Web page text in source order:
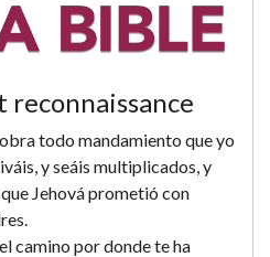
reconnaissance
todo mandamiento que yo
y seáis multiplicados, y
Jehová prometió con
camino por donde te ha